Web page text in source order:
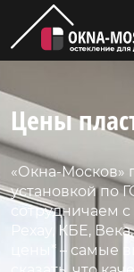
Цены
«Окна-Москов»
установкой по
сотрудничаем
Рехау, КБЕ,
цены* – самые